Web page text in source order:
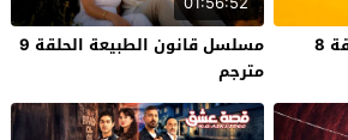
مسلسل حب محتمل الحلقة 8
مسلسل قانون الطبيعة الحلقة 9
مترجم